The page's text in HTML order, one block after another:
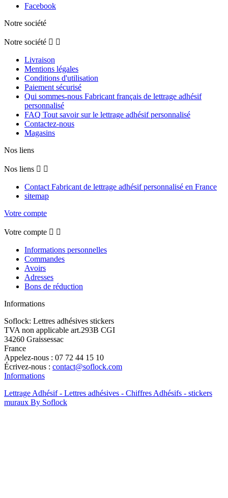
Facebook
Notre société
Notre société  
Livraison
Mentions légales
Conditions d'utilisation
Paiement sécurisé
Qui sommes-nous Fabricant français de lettrage adhésif
personnalisé
FAQ Tout savoir sur le lettrage adhésif personnalisé
Contactez-nous
Magasins
Nos liens
Nos liens  
Contact Fabricant de lettrage adhésif personnalisé en France
sitemap
Votre compte
Votre compte  
Informations personnelles
Commandes
Avoirs
Adresses
Bons de réduction
Informations
Soflock: Lettres adhésives stickers
TVA non applicable art.293B CGI
34260 Graissessac
France
Appelez-nous : 07 72 44 15 10
Écrivez-nous : contact@soflock.com
Informations
Lettrage Adhésif - Lettres adhésives - Chiffres Adhésifs - stickers
muraux By Soflock